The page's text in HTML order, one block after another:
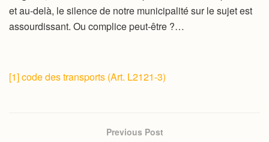
et au-delà, le silence de notre municipalité sur le sujet est
assourdissant. Ou complice peut-être ?…
[1]code des transports (Art. L2121-3)
Previous Post